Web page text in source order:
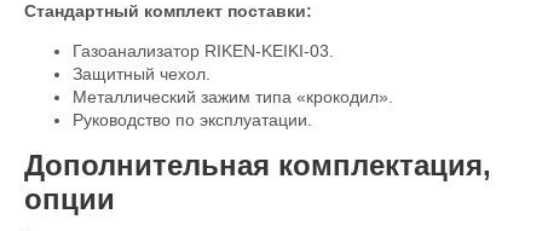
Стандартный комплект поставки:
Газоанализатор RIKEN-KEIKI-03.
Защитный чехол.
Металлический зажим типа «крокодил».
Руководство по эксплуатации.
Дополнительная комплектация,
опции